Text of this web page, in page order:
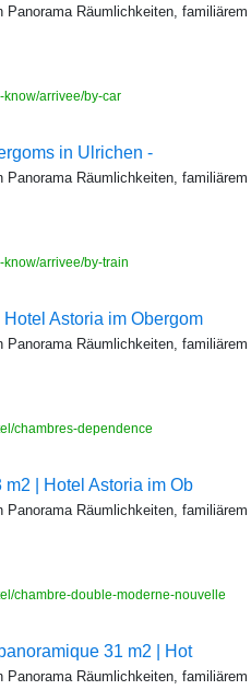
Räumlichkeiten,
know/arrivee/by-car
in Ulrichen -
Räumlichkeiten,
know/arrivee/by-train
Astoria im Obergom
Räumlichkeiten,
chambres-dependence
| Hotel Astoria im Ob
Räumlichkeiten,
chambre-double-moderne-nouvelle
31 m2 | Hot
Räumlichkeiten,